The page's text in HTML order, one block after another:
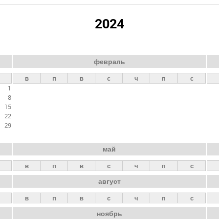
2024
1
8
15
22
29
февраль
в п в с ч п с
май
в п в с ч п с
август
в п в с ч п с
ноябрь